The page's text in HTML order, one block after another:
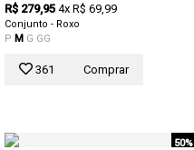
R$ 279,95 4x R$ 69,99
Conjunto - Roxo
P M G GG
361 Comprar
50%